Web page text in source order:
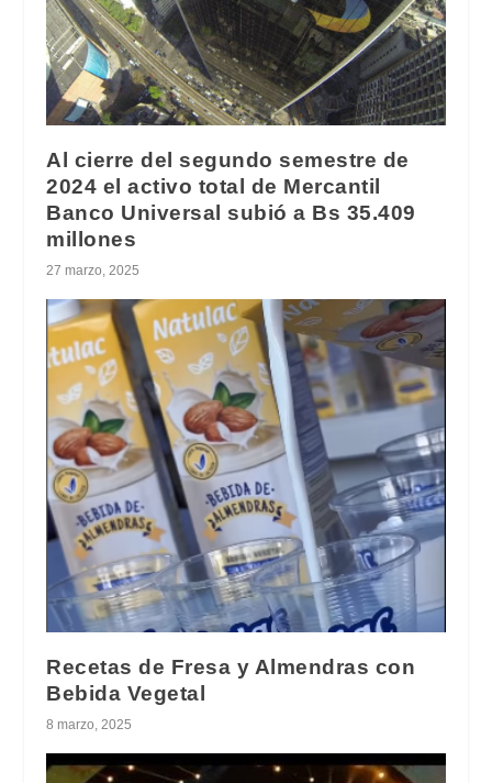
Al cierre del segundo semestre de
2024 el activo total de Mercantil
Banco Universal subió a Bs 35.409
millones
27 marzo, 2025
Recetas de Fresa y Almendras con
Bebida Vegetal
8 marzo, 2025